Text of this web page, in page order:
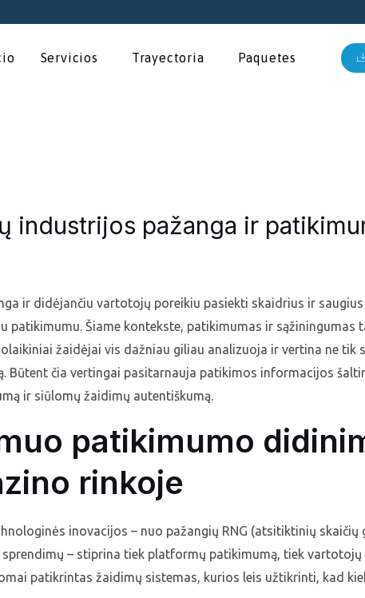
Servicios Trayectoria Paquetes
industrijos pažanga ir
ir didėjančiu vartotojų poreikiu pasiekti skaidrius ir
patikimumu. Šiame kontekste, patikimumas ir sąžiningumas
žaidėjai vis dažniau giliau analizuoja ir vertina ne tik
Būtent čia vertingai pasitarnauja patikimos informacijos
ir siūlomų žaidimų autentiškumą.
patikimumo
rinkoje
inovacijos – nuo pažangių RNG (atsitiktinių skaičių
– stiprina tiek platformų patikimumą, tiek vartotojų
patikrintas žaidimų sistemas, kurios leis užtikrinti, kad